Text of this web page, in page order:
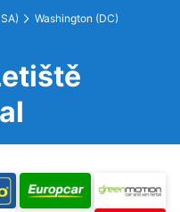
Washington (DC)